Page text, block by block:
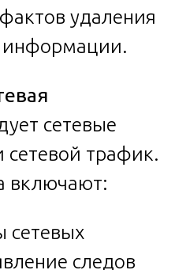
удаления
информации.
сетевые
сетевой трафик.
включают:
сетевых
следов